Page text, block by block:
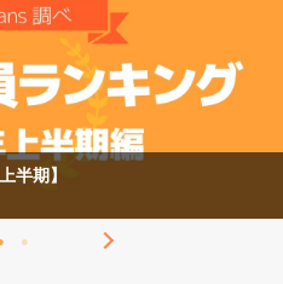
2026】
節がやってきた！